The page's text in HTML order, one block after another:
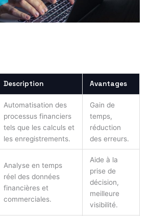
Description Avantages
Automatisation des
processus financiers
tels que les calculs et
les enregistrements.
Gain de
temps,
réduction
des erreurs.
Analyse en temps
réel des données
financières et
commerciales.
Aide à la
prise de
décision,
meilleure
visibilité.